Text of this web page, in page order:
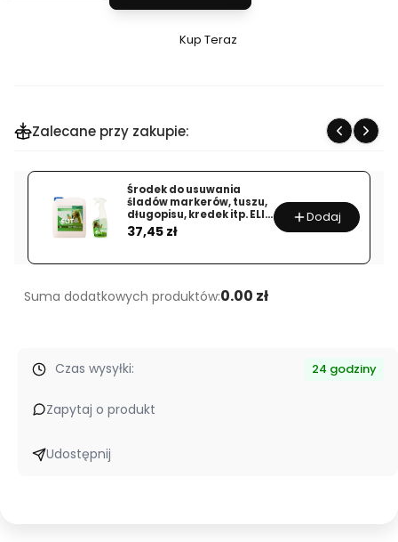
Szybki
ACID
zabrudzenia
w
spożywczej
Kup Teraz
Zalecane przy zakupie:
Środek do usuwania
śladów markerów, tuszu,
długopisu, kredek itp. ELIT
100 EXTRA
Cena
37,45 zł
Dodaj
Suma dodatkowych produktów:0.00 zł
Czas wysyłki: 24 godziny
Zapytaj o produkt
Udostępnij